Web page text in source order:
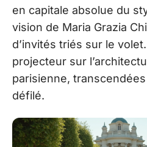
en capitale absolue du
vision de Maria Grazia
d’invités triés sur le
projecteur sur
parisienne,
défilé.